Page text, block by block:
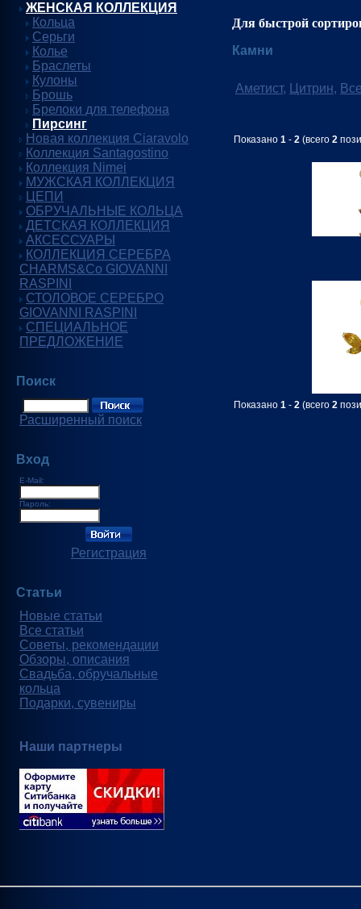
ЖЕНСКАЯ КОЛЛЕКЦИЯ
Кольца
Серьги
Колье
Браслеты
Кулоны
Брошь
Брелоки для телефона
Пирсинг
Новая коллекция Ciaravolo
Коллекция Santagostino
Коллекция Nimei
МУЖСКАЯ КОЛЛЕКЦИЯ
ЦЕПИ
ОБРУЧАЛЬНЫЕ КОЛЬЦА
ДЕТСКАЯ КОЛЛЕКЦИЯ
АКСЕССУАРЫ
КОЛЛЕКЦИЯ СЕРЕБРА
CHARMS&Co GIOVANNI
RASPINI
СТОЛОВОЕ СЕРЕБРО
GIOVANNI RASPINI
СПЕЦИАЛЬНОЕ
ПРЕДЛОЖЕНИЕ
Поиск
Расширенный поиск
Вход
E-Mail:
Пароль:
Регистрация
Статьи
Новые статьи
Все статьи
Советы, рекомендации
Обзоры, описания
Свадьба, обручальные
кольца
Подарки, сувениры
Наши партнеры
Для быстрой
Камни
Аметист, Цитрин,
Показано 1 - 2 (всего 2
Показано 1 - 2 (всего 2